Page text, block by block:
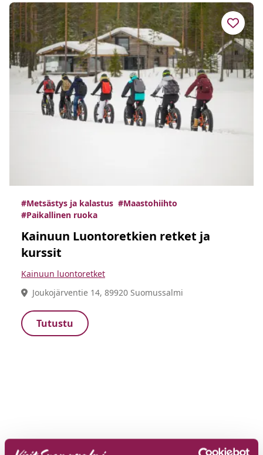
#Metsästys ja kalastus #Maastohiihto
#Paikallinen ruoka
Kainuun Luontoretkien retket ja
kurssit
Kainuun luontoretket
Joukojärventie 14, 89920 Suomussalmi
Tutustu